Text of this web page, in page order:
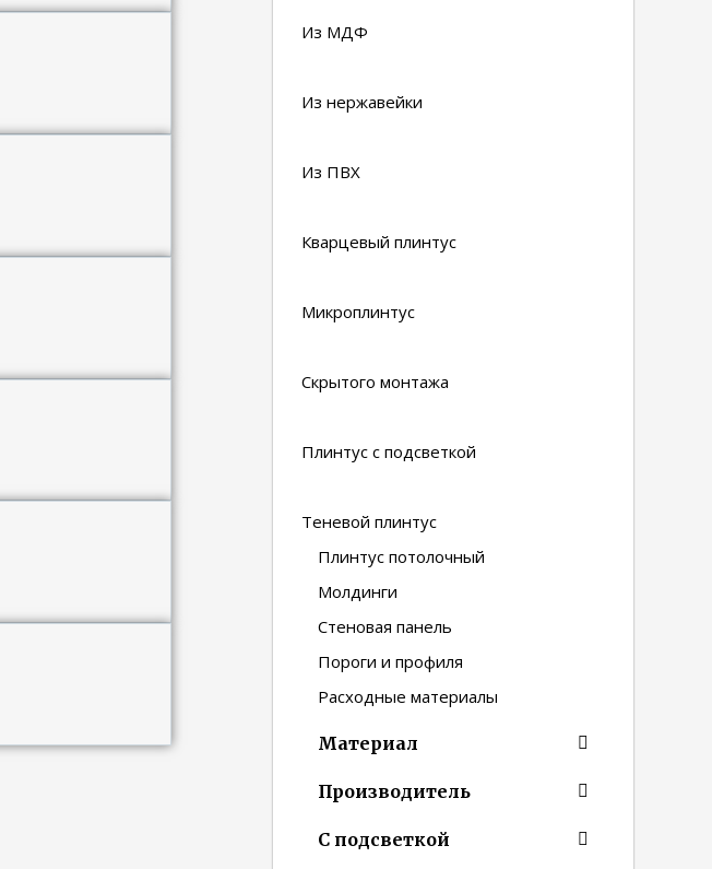
Из МДФ
Из нержавейки
Из ПВХ
Кварцевый плинтус
Микроплинтус
Скрытого монтажа
Плинтус с подсветкой
Теневой плинтус
Плинтус потолочный
Молдинги
Стеновая панель
Пороги и профиля
Расходные материалы
Материал
Производитель
С подсветкой